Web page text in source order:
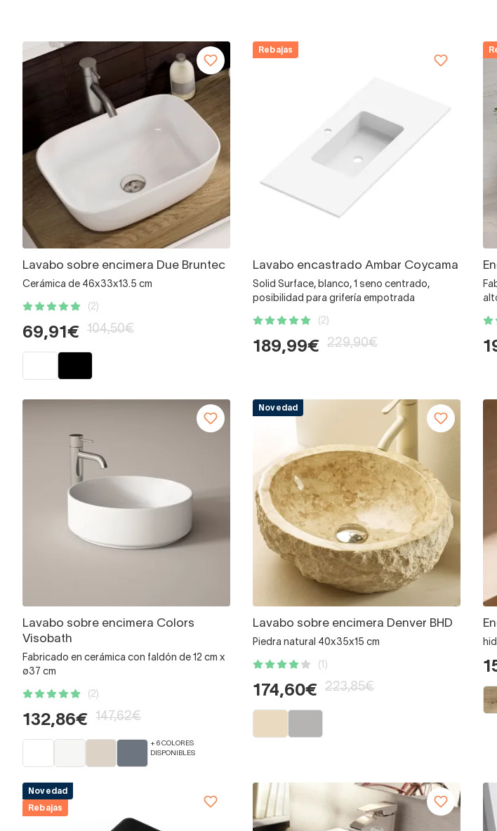
Lavabo sobre encimera Due Bruntec
Cerámica de 46x33x13.5 cm
(2)
69,91€ 104,50€
Rebajas
Lavabo encastrado Ambar Coycama
Solid Surface, blanco, 1 seno centrado,
posibilidad para grifería empotrada
(2)
189,99€ 229,90€
Lavabo sobre encimera Colors
Visobath
Fabricado en cerámica con faldón de 12 cm x
ø37 cm
(2)
132,86€ 147,62€
+ 6 COLORES
DISPONIBLES
Novedad
Lavabo sobre encimera Denver BHD
Piedra natural 40x35x15 cm
(1)
174,60€ 223,85€
Novedad
Rebajas